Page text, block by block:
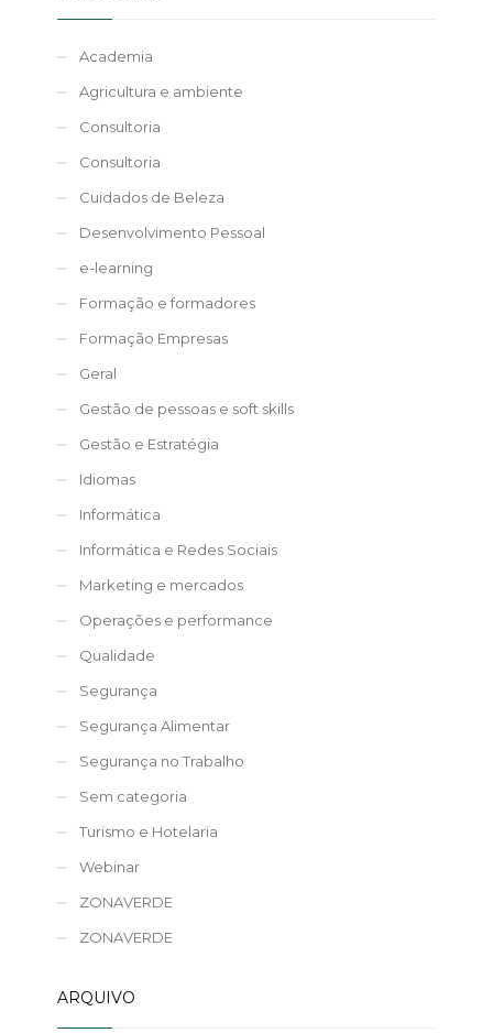
Academia
Agricultura e ambiente
Consultoria
Consultoria
Cuidados de Beleza
Desenvolvimento Pessoal
e-learning
Formação e formadores
Formação Empresas
Geral
Gestão de pessoas e soft skills
Gestão e Estratégia
Idiomas
Informática
Informática e Redes Sociais
Marketing e mercados
Operações e performance
Qualidade
Segurança
Segurança Alimentar
Segurança no Trabalho
Sem categoria
Turismo e Hotelaria
Webinar
ZONAVERDE
ZONAVERDE
ARQUIVO